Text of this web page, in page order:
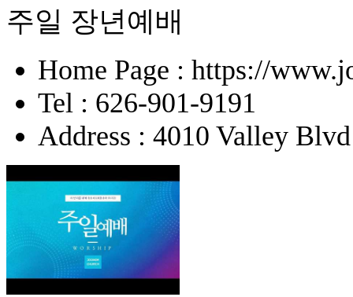
주일 장년예배
Home Page : https://
Tel : 626-901-9191
Address : 4010 Valley